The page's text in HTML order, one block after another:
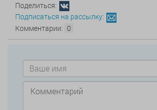
Поделиться:
Подписаться на рассылку:
Комментарии: 0